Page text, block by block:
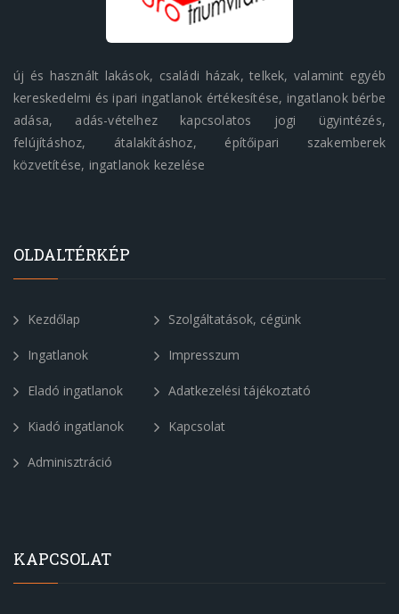
új és használt lakások, családi házak, telkek, valamint egyéb
kereskedelmi és ipari ingatlanok értékesítése, ingatlanok bérbe
adása, adás-vételhez kapcsolatos jogi ügyintézés,
felújításhoz, átalakításhoz, építőipari szakemberek
közvetítése, ingatlanok kezelése
OLDALTÉRKÉP
Kezdőlap
Ingatlanok
Eladó ingatlanok
Kiadó ingatlanok
Adminisztráció
Szolgáltatások, cégünk
Impresszum
Adatkezelési tájékoztató
Kapcsolat
KAPCSOLAT